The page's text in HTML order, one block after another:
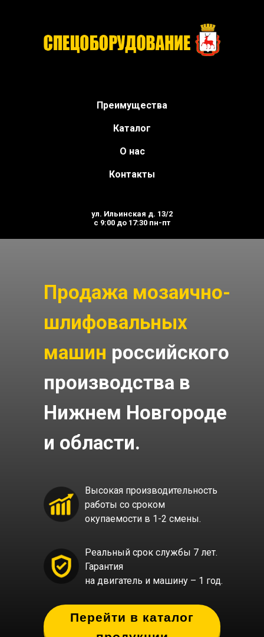
Преимущества
Каталог
О нас
Контакты
ул. Ильинская д. 13/2
с 9:00 до 17:30 пн-пт
Продажа мозаично-
шлифовальных
машин российского
производства в
Нижнем Новгороде
и области.
Высокая производительность
работы со сроком
окупаемости в 1-2 смены.
Реальный срок службы 7 лет.
Гарантия
на двигатель и машину – 1 год.
Перейти в каталог
Мозаично-шлифовальные
официального дилера.